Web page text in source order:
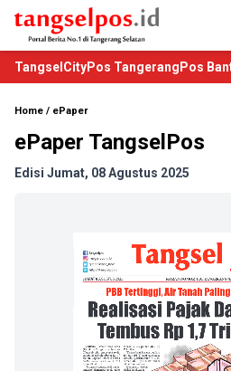
TangselCityPos Tangerang Pos
Home / ePaper
ePaper TangselPos
Edisi Jumat, 08 Agustus 2025